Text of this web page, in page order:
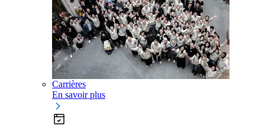
Carrières
En savoir plus